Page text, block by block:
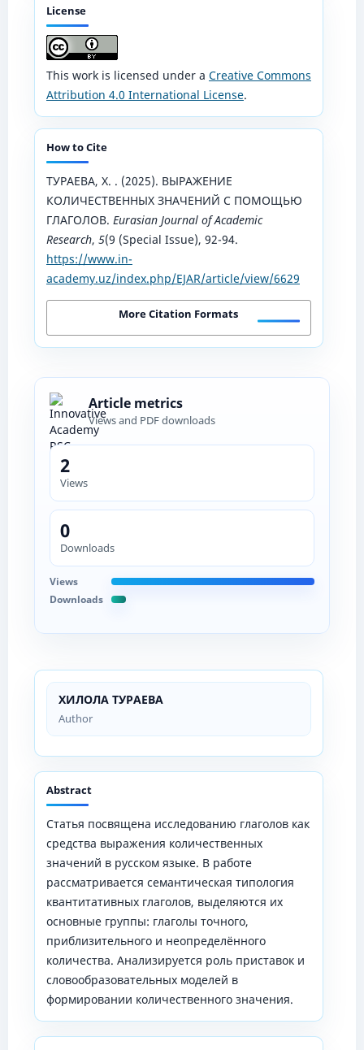
ХИЛОЛА ТУРАЕВА
Author
Abstract
Статья посвящена исследованию глаголов как
средства выражения количественных
значений в русском языке. В работе
рассматривается семантическая типология
квантитативных глаголов, выделяются их
основные группы: глаголы точного,
приблизительного и неопределённого
количества. Анализируется роль приставок и
словообразовательных моделей в
формировании количественного значения.
License
This work is licensed under a Creative Commons
Attribution 4.0 International License.
How to Cite
ТУРАЕВА, Х. . (2025). ВЫРАЖЕНИЕ
КОЛИЧЕСТВЕННЫХ ЗНАЧЕНИЙ С ПОМОЩЬЮ
ГЛАГОЛОВ. Eurasian Journal of Academic
Research, 5(9 (Special Issue), 92-94.
https://www.in-
academy.uz/index.php/EJAR/article/view/6629
More Citation Formats
Article metrics
Views and PDF downloads
2
Views
0
Downloads
Views
Downloads